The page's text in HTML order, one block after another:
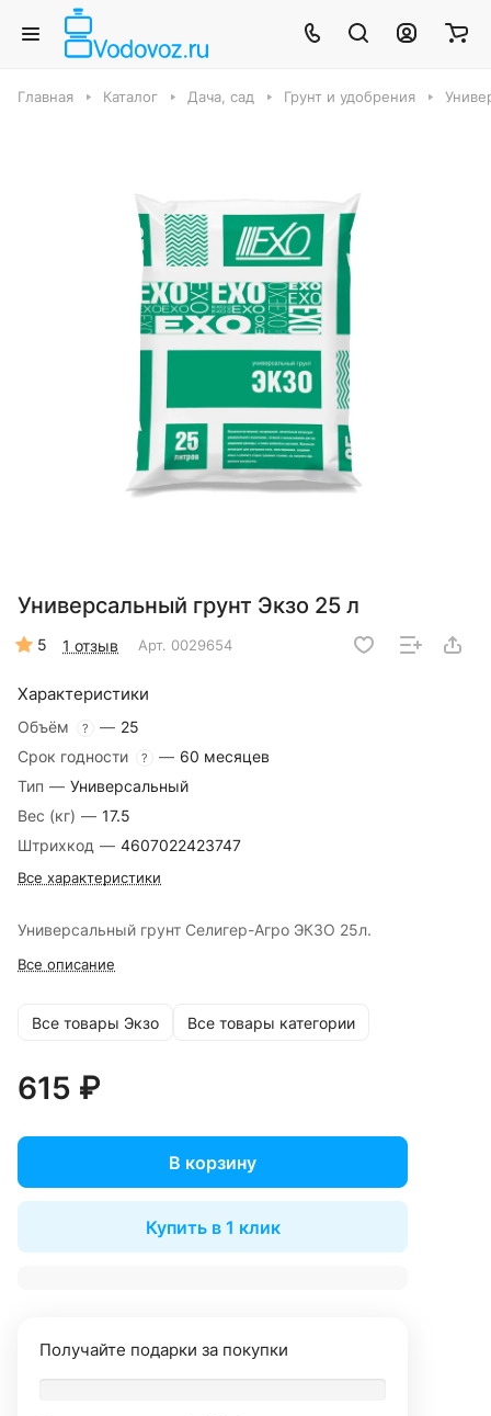
Главная Каталог Дача, сад Грунт и удобрения
Универсальный грунт Экзо 25 л
5 1 отзыв Арт. 0029654
Характеристики
Объём ? — 25
Срок годности
? — 60 месяцев
Тип — Универсальный
Вес (кг) — 17.5
Штрихкод — 4607022423747
Все характеристики
Универсальный грунт Селигер-Агро ЭКЗО 25л.
Все описание
Все товары Экзо Все товары категории
615 ₽
В корзину
Купить в 1 клик
Получайте подарки за покупки